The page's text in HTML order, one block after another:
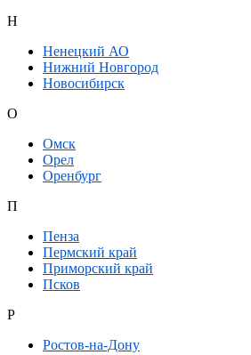
Н
Ненецкий АО
Нижний Новгород
Новосибирск
О
Омск
Орел
Оренбург
П
Пенза
Пермский край
Приморский край
Псков
Р
Ростов-на-Дону